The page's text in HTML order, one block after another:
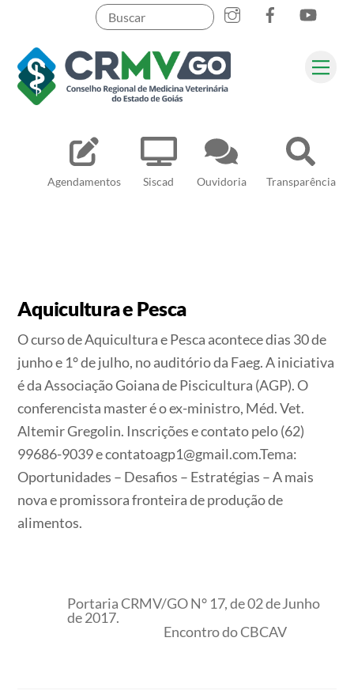
content
Agendamentos Siscad Ouvidoria Transparência
Pesquisar
Aquicultura e Pesca
O curso de Aquicultura e Pesca acontece dias 30 de
junho e 1° de julho, no auditório da Faeg. A iniciativa
é da Associação Goiana de Piscicultura (AGP). O
conferencista master é o ex-ministro, Méd. Vet.
Altemir Gregolin. Inscrições e contato pelo (62)
99686-9039 e contatoagp1@gmail.com.Tema:
Oportunidades – Desafios – Estratégias – A mais
nova e promissora fronteira de produção de
alimentos.
Portaria CRMV/GO N° 17, de 02 de Junho
de 2017.
Encontro do CBCAV